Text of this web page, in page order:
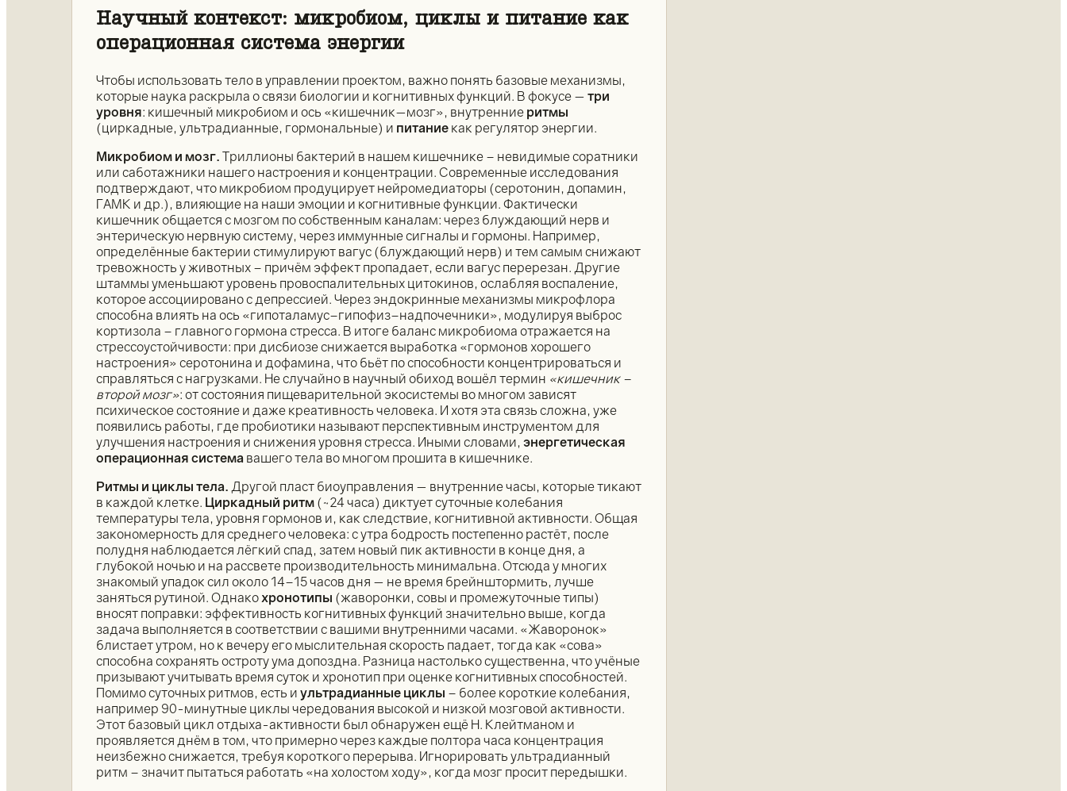
Научный контекст: микробиом, циклы и питание как
операционная система энергии
Чтобы использовать тело в управлении проектом, важно понять базовые механизмы,
которые наука раскрыла о связи биологии и когнитивных функций. В фокусе — три
уровня: кишечный микробиом и ось «кишечник—мозг», внутренние ритмы
(циркадные, ультрадианные, гормональные) и питаниекак регулятор энергии.
Микробиом и мозг. Триллионы бактерий в нашем кишечнике – невидимые соратники
или саботажники нашего настроения и концентрации. Современные исследования
подтверждают, что микробиом продуцирует нейромедиаторы (серотонин, допамин,
ГАМК и др.), влияющие на наши эмоции и когнитивные функции. Фактически
кишечник общается с мозгом по собственным каналам: через блуждающий нерв и
энтерическую нервную систему, через иммунные сигналы и гормоны. Например,
определённые бактерии стимулируют вагус (блуждающий нерв) и тем самым снижают
тревожность у животных – причём эффект пропадает, если вагус перерезан. Другие
штаммы уменьшают уровень провоспалительных цитокинов, ослабляя воспаление,
которое ассоциировано с депрессией. Через эндокринные механизмы микрофлора
способна влиять на ось «гипоталамус–гипофиз–надпочечники», модулируя выброс
кортизола – главного гормона стресса. В итоге баланс микробиома отражается на
стрессоустойчивости: при дисбиозе снижается выработка «гормонов хорошего
настроения» серотонина и дофамина, что бьёт по способности концентрироваться и
справляться с нагрузками. Не случайно в научный обиход вошёл термин «кишечник –
второй мозг»: от состояния пищеварительной экосистемы во многом зависят
психическое состояние и даже креативность человека. И хотя эта связь сложна, уже
появились работы, где пробиотики называют перспективным инструментом для
улучшения настроения и снижения уровня стресса. Иными словами, энергетическая
операционная системавашего тела во многом прошита в кишечнике.
Ритмы и циклы тела. Другой пласт биоуправления — внутренние часы, которые тикают
в каждой клетке. Циркадный ритм(~24 часа) диктует суточные колебания
температуры тела, уровня гормонов и, как следствие, когнитивной активности. Общая
закономерность для среднего человека: с утра бодрость постепенно растёт, после
полудня наблюдается лёгкий спад, затем новый пик активности в конце дня, а
глубокой ночью и на рассвете производительность минимальна. Отсюда у многих
знакомый упадок сил около 14–15 часов дня — не время брейнштормить, лучше
заняться рутиной. Однакохронотипы (жаворонки, совы и промежуточные типы)
вносят поправки: эффективность когнитивных функций значительно выше, когда
задача выполняется в соответствии с вашими внутренними часами. «Жаворонок»
блистает утром, но к вечеру его мыслительная скорость падает, тогда как «сова»
способна сохранять остроту ума допоздна. Разница настолько существенна, что учёные
призывают учитывать время суток и хронотип при оценке когнитивных способностей.
Помимо суточных ритмов, есть и ультрадианные циклы – более короткие колебания,
например 90-минутные циклы чередования высокой и низкой мозговой активности.
Этот базовый цикл отдыха-активности был обнаружен ещё Н. Клейтманом и
проявляется днём в том, что примерно через каждые полтора часа концентрация
неизбежно снижается, требуя короткого перерыва. Игнорировать ультрадианный
ритм – значит пытаться работать «на холостом ходу», когда мозг просит передышки.